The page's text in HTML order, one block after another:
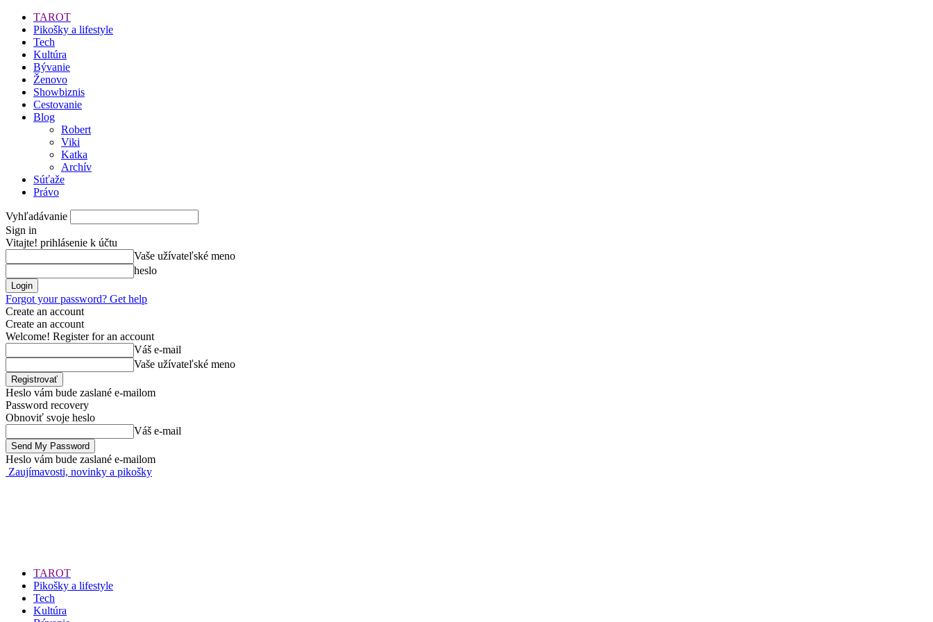
TAROT
Pikošky a lifestyle
Tech
Kultúra
Bývanie
Ženovo
Showbiznis
Cestovanie
Blog
Robert
Viki
Katka
Archív
Súťaže
Právo
Vyhľadávanie
Sign in
Vitajte! prihlásenie k účtu
Vaše užívateľské meno
heslo
Forgot your password? Get help
Create an account
Create an account
Welcome! Register for an account
Váš e-mail
Vaše užívateľské meno
Heslo vám bude zaslané e-mailom
Password recovery
Obnoviť svoje heslo
Váš e-mail
Heslo vám bude zaslané e-mailom
Zaujímavosti, novinky a pikošky
TAROT
Pikošky a lifestyle
Tech
Kultúra